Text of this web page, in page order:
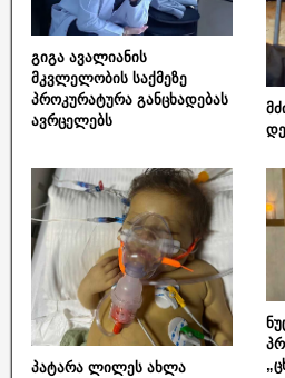
გიგა ავალიანის
მკვლელობის საქმეზე
პროკურატურა განცხადებას
ავრცელებს
პატარა ლილეს ახლა